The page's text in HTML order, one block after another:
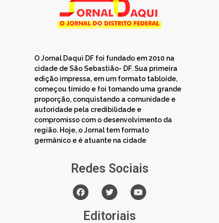
O Jornal Daqui DF foi fundado em 2010 na
cidade de São Sebastião- DF. Sua primeira
edição impressa, em um formato tabloide,
começou tímido e foi tomando uma grande
proporção, conquistando a comunidade e
autoridade pela credibilidade e
compromisso com o desenvolvimento da
região. Hoje, o Jornal tem formato
germânico e é atuante na cidade
Redes Sociais
Editoriais